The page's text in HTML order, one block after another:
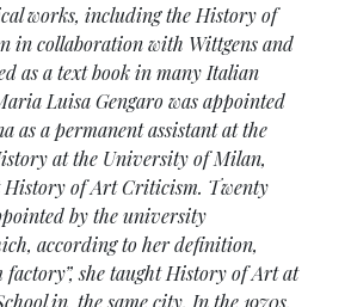
works, including the History of
in collaboration with Wittgens and
as a text book in many Italian
Luisa Gengaro was appointed
as a permanent assistant at the
at the University of Milan,
History of Art Criticism. Twenty
by the university
according to her definition,
factory”, she taught History of Art at
in the same city. In the 1970s,